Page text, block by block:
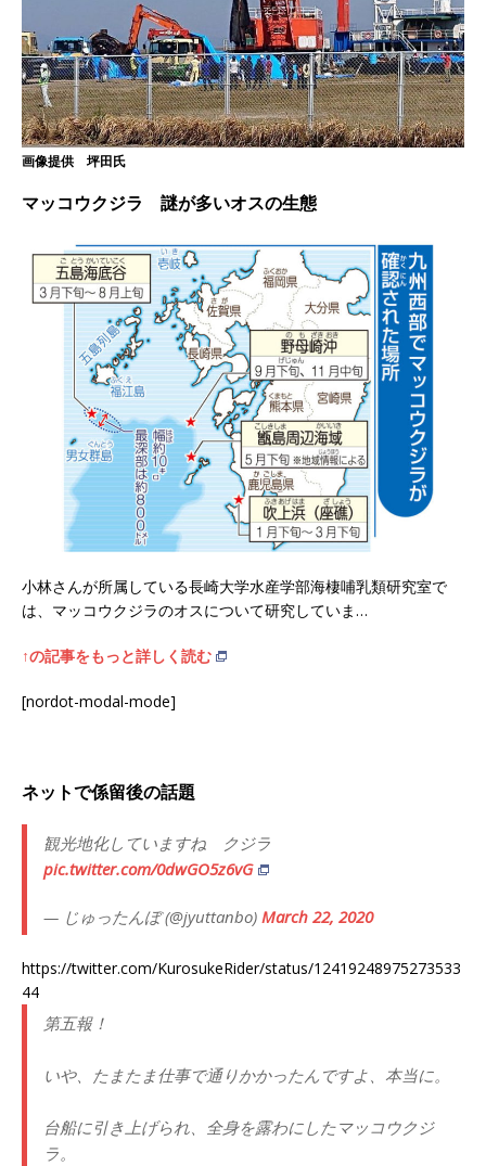
画像提供 坪田氏
マッコウクジラ 謎が多いオスの生態
小林さんが所属している長崎大学水産学部海棲哺乳類研究室で
は、マッコウクジラのオスについて研究していま…
↑の記事をもっと詳しく読む
[nordot-modal-mode]
ネットで係留後の話題
観光地化していますね クジラ
pic.twitter.com/0dwGO5z6vG
— じゅったんぼ (@jyuttanbo) March 22, 2020
https://twitter.com/KurosukeRider/status/12419248975273533
44
第五報！
いや、たまたま仕事で通りかかったんですよ、本当に。
台船に引き上げられ、全身を露わにしたマッコウクジ
ラ。